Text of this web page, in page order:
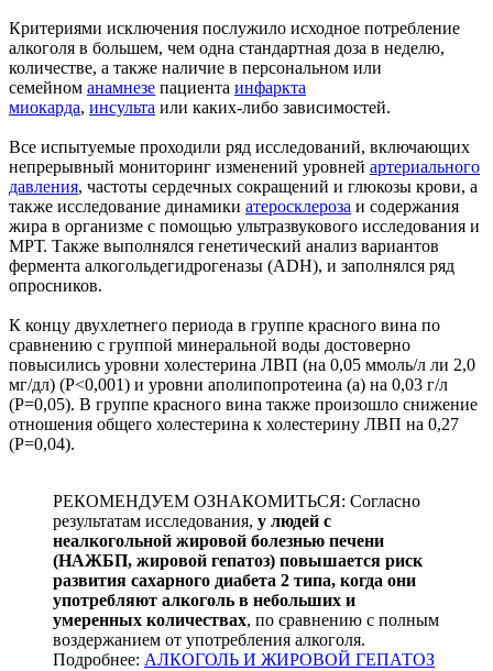
Критериями исключения послужило исходное потребление
алкоголя в большем, чем одна стандартная доза в неделю,
количестве, а также наличие в персональном или
семейном анамнезе пациента инфаркта
миокарда, инсульта или каких-либо зависимостей.
Все испытуемые проходили ряд исследований, включающих
непрерывный мониторинг изменений уровней артериального
давления, частоты сердечных сокращений и глюкозы крови, а
также исследование динамики атеросклероза и содержания
жира в организме с помощью ультразвукового исследования и
МРТ. Также выполнялся генетический анализ вариантов
фермента алкогольдегидрогеназы (ADH), и заполнялся ряд
опросников.
К концу двухлетнего периода в группе красного вина по
сравнению с группой минеральной воды достоверно
повысились уровни холестерина ЛВП (на 0,05 ммоль/л ли 2,0
мг/дл) (P<0,001) и уровни аполипопротеина (а) на 0,03 г/л
(P=0,05). В группе красного вина также произошло снижение
отношения общего холестерина к холестерину ЛВП на 0,27
(P=0,04).
РЕКОМЕНДУЕМ ОЗНАКОМИТЬСЯ: Согласно
результатам исследования, у людей с
неалкогольной жировой болезнью печени
(НАЖБП, жировой гепатоз) повышается риск
развития сахарного диабета 2 типа, когда они
употребляют алкоголь в небольших и
умеренных количествах, по сравнению с полным
воздержанием от употребления алкоголя.
Подробнее: АЛКОГОЛЬ И ЖИРОВОЙ ГЕПАТОЗ